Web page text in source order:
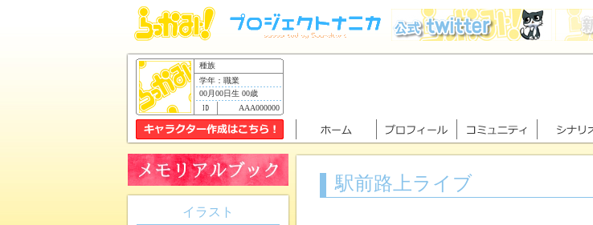
種族
学年：職業
00月00日生 00歳
AAA000000
駅前路上ライブ
イラスト